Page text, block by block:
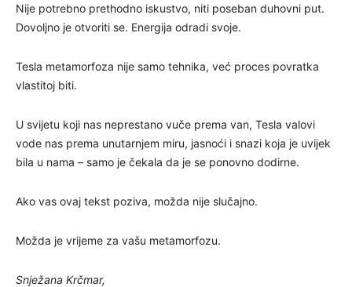
Nije potrebno prethodno iskustvo, niti poseban duhovni put.
Dovoljno je otvoriti se. Energija odradi svoje.
Tesla metamorfoza nije samo tehnika, već proces povratka
vlastitoj biti.
U svijetu koji nas neprestano vuče prema van, Tesla valovi
vode nas prema unutarnjem miru, jasnoći i snazi koja je uvijek
bila u nama – samo je čekala da je se ponovno dodirne.
Ako vas ovaj tekst poziva, možda nije slučajno.
Možda je vrijeme za vašu metamorfozu.
Snježana Krčmar,